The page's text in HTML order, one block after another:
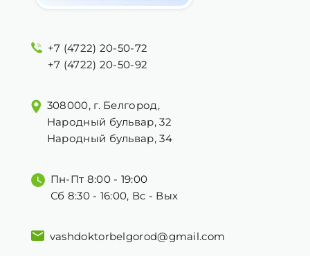
+7 (4722) 20-50-72
+7 (4722) 20-50-92
308000, г. Белгород,
Народный бульвар, 32
Народный бульвар, 34
Пн-Пт 8:00 - 19:00
Сб 8:30 - 16:00, Вс - Вых
vashdoktorbelgorod@gmail.com